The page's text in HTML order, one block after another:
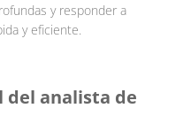
y responder a
y eficiente.
del analista de